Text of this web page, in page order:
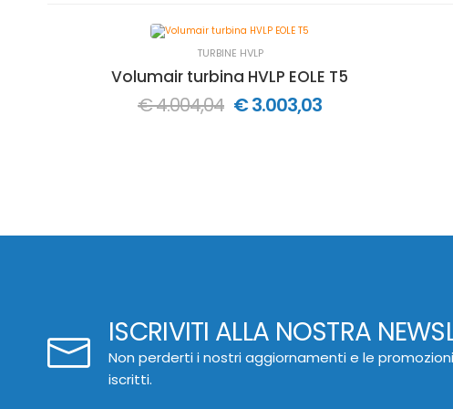
TURBINE HVLP
Volumair turbina HVLP EOLE T5
€ 4.004,04 € 3.003,03
ISCRIVITI ALLA NOSTRA
Non perderti i nostri aggiornamenti e le
iscritti.